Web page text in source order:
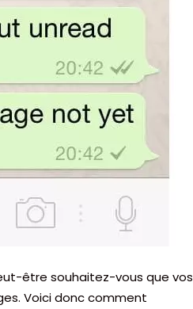
être souhaitez-vous que vos
Voici donc comment